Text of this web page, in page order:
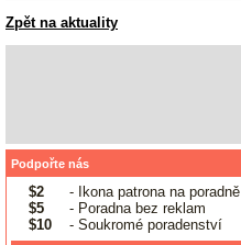
Zpět na aktuality
Podpořte nás
$2
- Ikona patrona na poradně
$5
- Poradna bez reklam
$10
- Soukromé poradenství